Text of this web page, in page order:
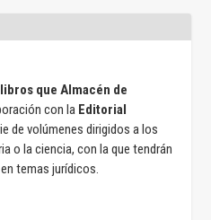
que Almacén de
con la Editorial
de volúmenes dirigidos a los
o la ciencia, con la que tendrán
temas jurídicos.